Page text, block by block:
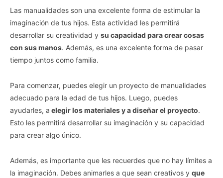
Las manualidades son una excelente forma de estimular la
imaginación de tus hijos. Esta actividad les permitirá
desarrollar su creatividad y su capacidad para crear cosas
con sus manos. Además, es una excelente forma de pasar
tiempo juntos como familia.
Para comenzar, puedes elegir un proyecto de manualidades
adecuado para la edad de tus hijos. Luego, puedes
ayudarles, a elegir los materiales y a diseñar el proyecto.
Esto les permitirá desarrollar su imaginación y su capacidad
para crear algo único.
Además, es importante que les recuerdes que no hay límites a
la imaginación. Debes animarles a que sean creativos y que